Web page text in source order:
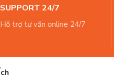
SUPPORT 24/7
Hỗ trợ tư vấn online 24/7